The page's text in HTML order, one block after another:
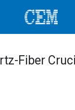
Fiber